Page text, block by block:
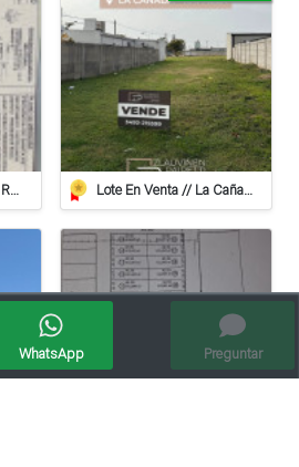
Terreno De 937 M2 En Roca Lote En Venta // La Cañada
WhatsApp Preguntar